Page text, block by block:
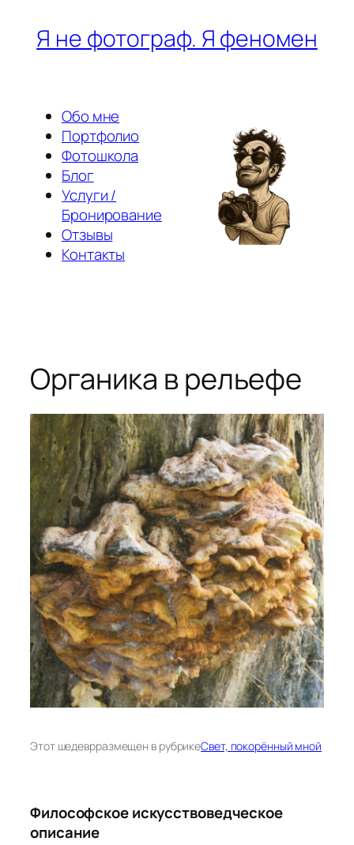
ПерейтиЯ не фотограф. Я феномен
Обо мне
Портфолио
Фотошкола
Блог
Услуги /
Бронирование
Отзывы
Контакты
Органика в рельефе
Этот шедеврразмещен в рубрикеСвет, покорённый мной
Философское искусствоведческое
описание